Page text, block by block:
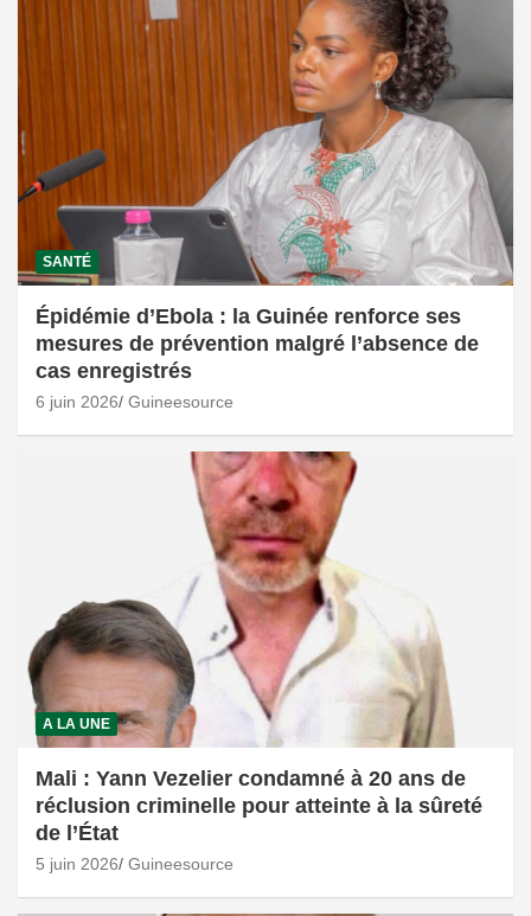
SANTÉ
Épidémie d’Ebola : la Guinée renforce ses
mesures de prévention malgré l’absence de
cas enregistrés
6 juin 2026 Guineesource
A LA UNE
Mali : Yann Vezelier condamné à 20 ans de
réclusion criminelle pour atteinte à la sûreté
de l’État
5 juin 2026 Guineesource